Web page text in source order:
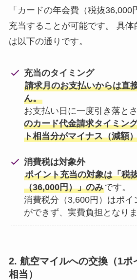
「カードの年会費（税抜36,000
充当することが可能です。 具体
は以下の通りです。
充当のタイミング
請求月のお支払いからは直
ん。
お支払い日に一度引き落と
のカード代金請求タイミン
ト相当分がマイナス（減額
消費税は対象外
ポイント充当の対象は「税
（36,000円）」のみです。
消費税分（3,600円）はポイ
ができず、実費負担となりま
2. 航空マイルへの交換（1ポ
相当）